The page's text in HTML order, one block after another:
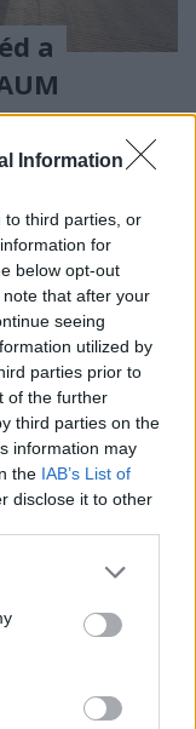
Information
to third parties, or
for
below opt-out
that after your
seeing
utilized by
parties prior to
of the further
third parties on the
information may
the IAB’s List of
disclose it to other
or more Google
You may click to
party tags to
in below Google
a
0
A budai
most ...
-